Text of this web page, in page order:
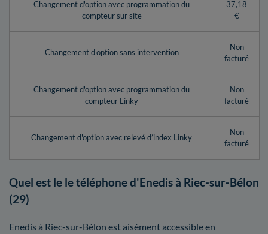
Changement d'option avec programmation du
compteur sur site
37,18
€
Changement d'option sans intervention
Non
facturé
Changement d'option avec programmation du
compteur Linky
Non
facturé
Changement d'option avec relevé d’index Linky
Non
facturé
Quel est le le téléphone d'Enedis à Riec-sur-Bélon
(29)
Enedis à Riec-sur-Bélon est aisément accessible en